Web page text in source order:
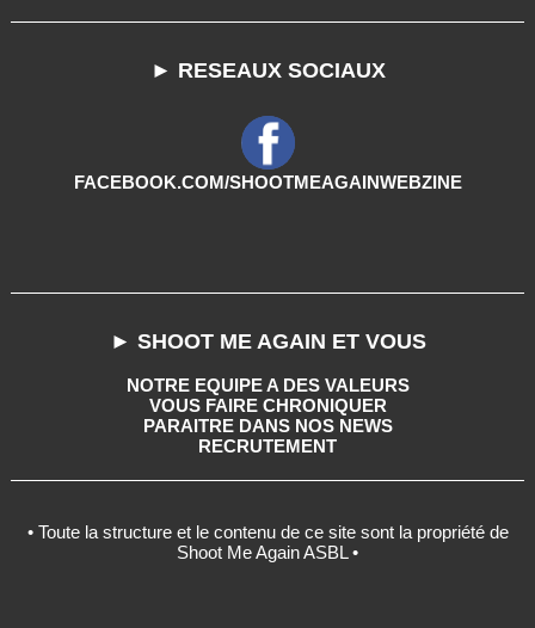
► RESEAUX SOCIAUX
FACEBOOK.COM/SHOOTMEAGAINWEBZINE
► SHOOT ME AGAIN ET VOUS
NOTRE EQUIPE A DES VALEURS
VOUS FAIRE CHRONIQUER
PARAITRE DANS NOS NEWS
RECRUTEMENT
• Toute la structure et le contenu de ce site sont la propriété de
Shoot Me Again ASBL •